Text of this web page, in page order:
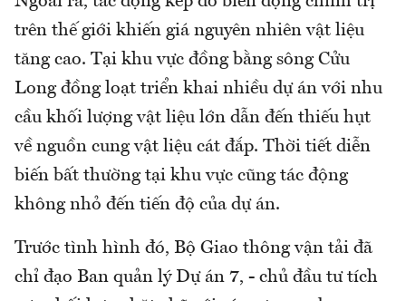
trên thế giới khiến giá nguyên nhiên vật liệu
tăng cao. Tại khu vực đồng bằng sông Cửu
Long đồng loạt triển khai nhiều dự án với nhu
cầu khối lượng vật liệu lớn dẫn đến thiếu hụt
về nguồn cung vật liệu cát đắp. Thời tiết diễn
biến bất thường tại khu vực cũng tác động
không nhỏ đến tiến độ của dự án.
Trước tình hình đó, Bộ Giao thông vận tải đã
chỉ đạo Ban quản lý Dự án 7, - chủ đầu tư tích